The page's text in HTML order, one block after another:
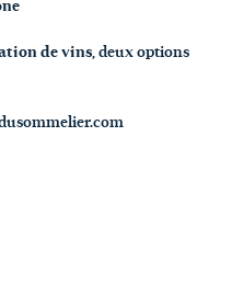
de vins, deux options